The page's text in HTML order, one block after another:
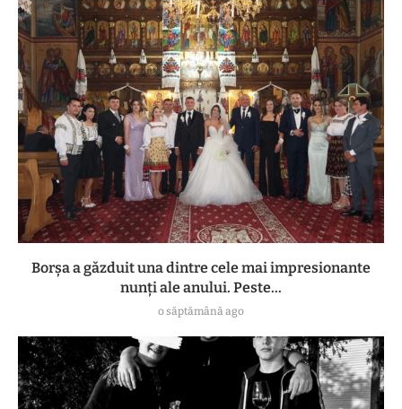
Borșa a găzduit una dintre cele mai impresionante
nunți ale anului. Peste...
o săptămână ago